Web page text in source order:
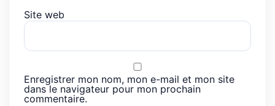
Site web
Enregistrer mon nom, mon e-mail et mon site
dans le navigateur pour mon prochain
commentaire.